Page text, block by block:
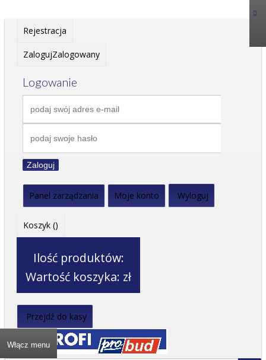
Rejestracja
ZalogujZalogowany
Logowanie
Zaloguj
Panel zarządzania Moje konto Wyloguj
Koszyk ()
Ilość produktów:
Wartość koszyka: zł
Przejdź do kasy
Włącz menu